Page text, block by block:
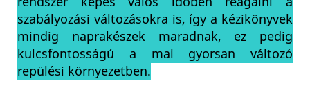
szabályozási változásokra is, így a kézikönyvek
mindig naprakészek maradnak, ez pedig
kulcsfontosságú a mai gyorsan változó
repülési környezetben.